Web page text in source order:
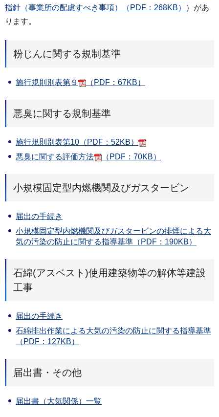
指針（事業所の配慮すべき事項）（PDF：268KB）
）があ
ります。
粉じんに関する規制基準
施行規則別表第９ （PDF：67KB）
悪臭に関する規制基準
施行規則別表第10（PDF：52KB）
悪臭に関する評価方法
（PDF：70KB）
小規模固定型内燃機関及びガスタービン
届出の手続き
小規模固定型内燃機関及びガスタービンの排煙による大
気の汚染の防止に関する指導基準（PDF：190KB）
石綿(アスベスト)使用建築物等の解体等建設
工事
届出の手続き
石綿排出作業による大気の汚染の防止に関する指導基準
（PDF：127KB）
届出書・その他
届出書（大気関係）一覧